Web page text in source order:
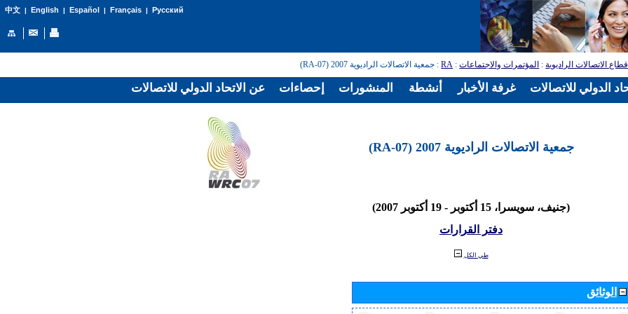
中文| English | Español | Français| Русский
قطاع الاتصالات الراديوية: المؤتمرات والاجتماعات:
RA: جمعية الاتصالات الراديوية 2007 (RA-07)
جمعية الاتصالات الراديوية 2007 (RA-07)
(جنيف، سويسرا، 15 أكتوبر - 19 أكتوبر 2007)
دفتر القرارات
طي الكل
الوثائق
عن الاتحاد الدولي للاتصالات إحصاءات المنشورات أنشطة غرفة الأخبار الدولي للاتصالات